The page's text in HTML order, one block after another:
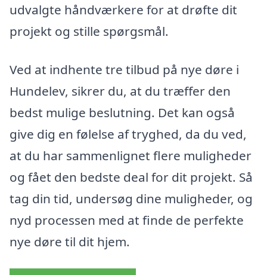
udvalgte håndværkere for at drøfte dit
projekt og stille spørgsmål.
Ved at indhente tre tilbud på nye døre i
Hundelev, sikrer du, at du træffer den
bedst mulige beslutning. Det kan også
give dig en følelse af tryghed, da du ved,
at du har sammenlignet flere muligheder
og fået den bedste deal for dit projekt. Så
tag din tid, undersøg dine muligheder, og
nyd processen med at finde de perfekte
nye døre til dit hjem.